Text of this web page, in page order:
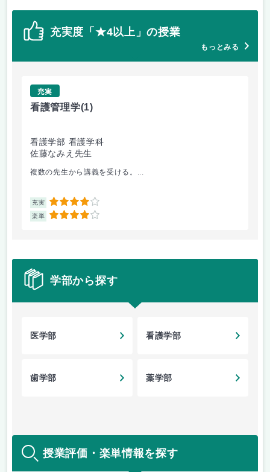
充実度「★4以上」の授業
もっとみる
充実
看護管理学(1)
看護学部 看護学科
佐藤なみえ先生
複数の先生から講義を受ける。...
充実 4
楽単 4
学部から探す
医学部 看護学部
歯学部 薬学部
授業評価・楽単情報を探す